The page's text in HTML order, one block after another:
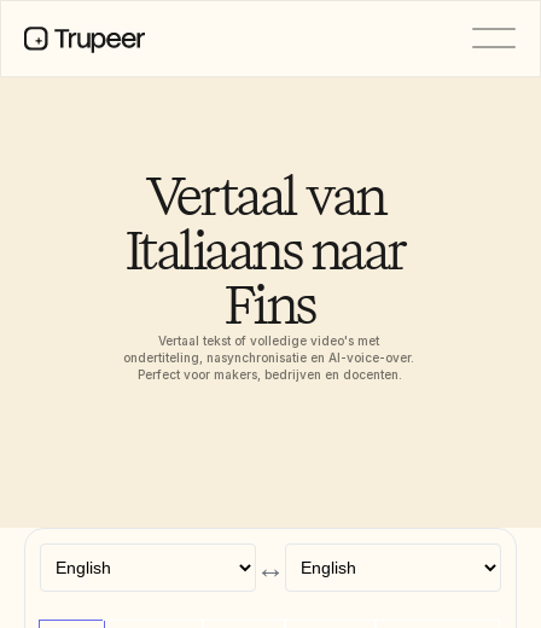
Vertaal van
Italiaans naar
Fins
Vertaal tekst of volledige video's met
ondertiteling, nasynchronisatie en AI-voice-over.
Perfect voor makers, bedrijven en docenten.
↔
Vertrouwenscentrum
Veelgestelde vragen
Announcement
Partner Program